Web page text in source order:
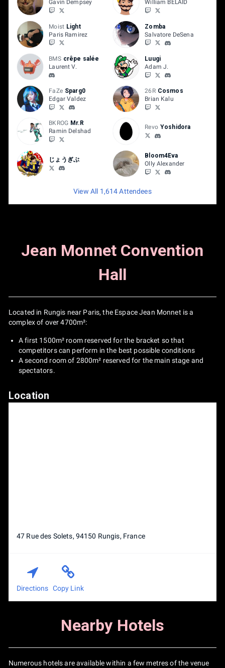
Small Battlefield
Smashville
Town & City
Kalos
Yoshi's Story
Hollow Bastion
Announcement of characters, then RPS to define banning
order (3-4-1) The winner of the 1st match bans 3 of the 9
authorized stages, the loser announces the stage.
Parameters :
Special cases:
In the event of a timeout and tied stocks, the player with the
stock, 3-minute match will be played to decide between the 2
players. In the event of a suicide attack, the winner will be
moveset at the opponent's request. A change of set is
equivalent to a change of character.
Heroes: Choice of language possible if players agree,
otherwise French imposed.
Breaks: Each player has a maximum 1-minute break
between games. If a player is absent for longer than this,
he/she must inform the TOs, otherwise he/she will be DQ'd.
Skins: If a player has an sight problem and a skin could
affect his perception of the game, he can ask his opponent
Gavin Dempsey William BELAID
Moist Light
Paris Ramirez
Zomba
Salvatore DeSena
BMS crêpe salée
Laurent V.
Luugi
Adam J.
FaZe Sparg0
Edgar Valdez
26R Cosmos
Brian Kalu
BKROG Mr.R
Ramin Delshad
Revo Yoshidora
じょうぎぶ
Bloom4Eva
Olly Alexander
View All 1,614 Attendees
Jean Monnet Convention
Hall
Located in Rungis near Paris, the Espace Jean Monnet is a
complex of over 4700m²:
A first 1500m² room reserved for the bracket so that
competitors can perform in the best possible conditions
A second room of 2800m² reserved for the main stage and
spectators.
Location
47 Rue des Solets, 94150 Rungis, France
Directions Copy Link
Nearby Hotels
Numerous hotels are available within a few metres of the venue